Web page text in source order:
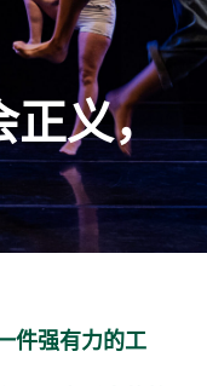
义，
件强有力的工